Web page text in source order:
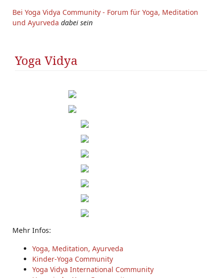
Bei Yoga Vidya Community - Forum für Yoga, Meditation
und Ayurveda dabei sein
Yoga Vidya
Mehr Infos:
Yoga, Meditation, Ayurveda
Kinder-Yoga Community
Yoga Vidya International Community